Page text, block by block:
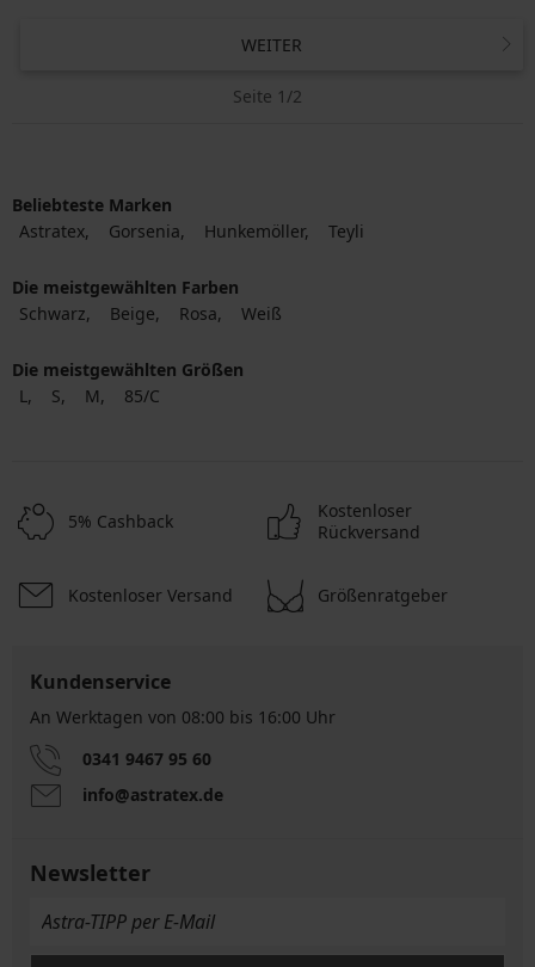
WEITER
Seite 1/2
Beliebteste Marken
Astratex
Gorsenia Hunkemöller Teyli
Die meistgewählten Farben
Schwarz
Beige Rosa Weiß
Die meistgewählten Größen
L
S M 85/C
5% Cashback
Kostenloser
Rückversand
Kostenloser Versand Größenratgeber
Kundenservice
An Werktagen von 08:00 bis 16:00 Uhr
0341 9467 95 60
info@astratex.de
Newsletter